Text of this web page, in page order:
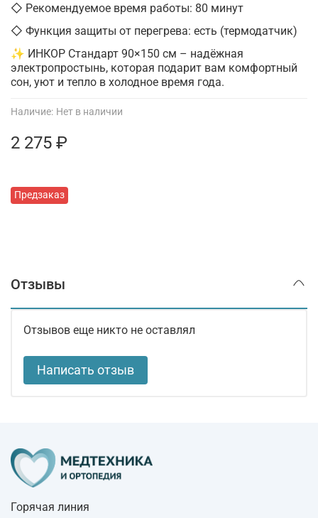
Наличие: Нет в наличии
Предзаказ
2 275 ₽
◇ Рекомендуемое время работы: 80 минут
◇ Функция защиты от перегрева: есть (термодатчик)
✨ ИНКОР Стандарт 90×150 см – надёжная
электропростынь, которая подарит вам комфортный
сон, уют и тепло в холодное время года.
Отзывы
Отзывов еще никто не оставлял
Написать отзыв
Горячая линия